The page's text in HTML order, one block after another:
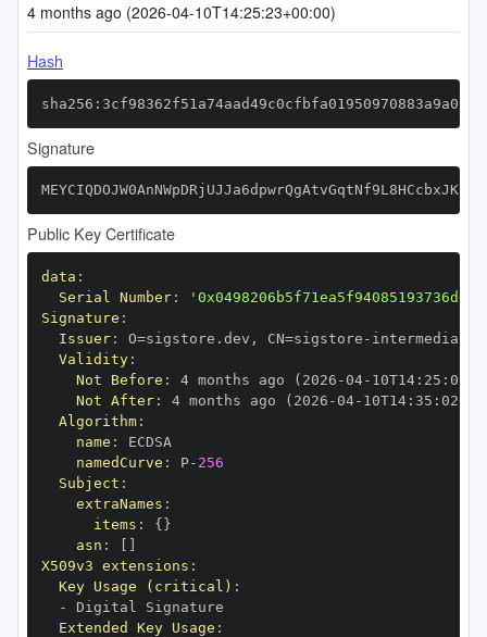
4 months ago (2026-04-10T14:25:23+00:00)
Hash
Signature
Public Key Certificate
data :
Serial Number:
Signature :
Issuer: O=sigstore.dev , CN=sigstore -
Validity:
Not Before : 4 months ago (2026 -04- 10T14: 25 :
Not After: 4 months ago (2026 -04- 10T14: 35 : 02+00
Algorithm:
name :
namedCurve : P- 256
Subject :
extraNames :
items : { }
asn :
X509v3 extensions :
Key Usage (critical) :
-
Extended Key Usage :